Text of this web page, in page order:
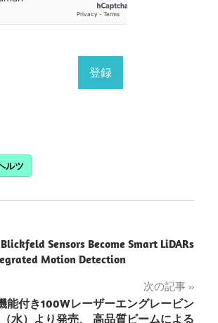
ルツ
Blickfeld Sensors Become Smart LiDARs
Motion Detection
次の記事
能付き100Wレーザーエングレービン
水）より発売、 高品質ビームによる